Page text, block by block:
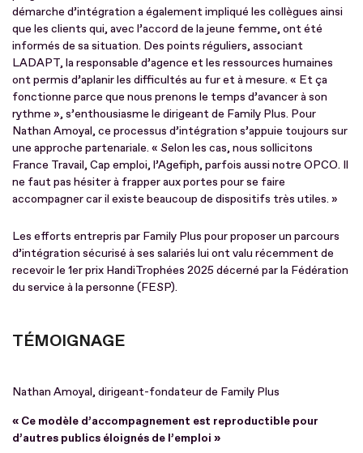
démarche d’intégration a également impliqué les collègues ainsi
que les clients qui, avec l’accord de la jeune femme, ont été
informés de sa situation. Des points réguliers, associant
LADAPT, la responsable d’agence et les ressources humaines
ont permis d’aplanir les difficultés au fur et à mesure. « Et ça
fonctionne parce que nous prenons le temps d’avancer à son
rythme », s’enthousiasme le dirigeant de Family Plus. Pour
Nathan Amoyal, ce processus d’intégration s’appuie toujours sur
une approche partenariale. « Selon les cas, nous sollicitons
France Travail, Cap emploi, l’Agefiph, parfois aussi notre OPCO. Il
ne faut pas hésiter à frapper aux portes pour se faire
accompagner car il existe beaucoup de dispositifs très utiles. »
Les efforts entrepris par Family Plus pour proposer un parcours
d’intégration sécurisé à ses salariés lui ont valu récemment de
recevoir le 1er prix HandiTrophées 2025 décerné par la Fédération
du service à la personne (FESP).
TÉMOIGNAGE
Nathan Amoyal, dirigeant-fondateur de Family Plus
« Ce modèle d’accompagnement est reproductible pour
d’autres publics éloignés de l’emploi »